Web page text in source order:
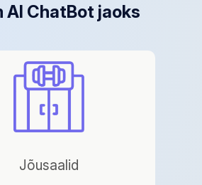
AI ChatBot jaoks
Jõusaalid